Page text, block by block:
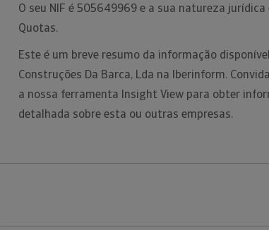
O seu NIF é 505649969 e a sua natureza jurídica
Quotas.
Este é um breve resumo da informação
Construções Da Barca, Lda na Iberinform.
a nossa ferramenta Insight View para obter
detalhada sobre esta ou outras empresas.